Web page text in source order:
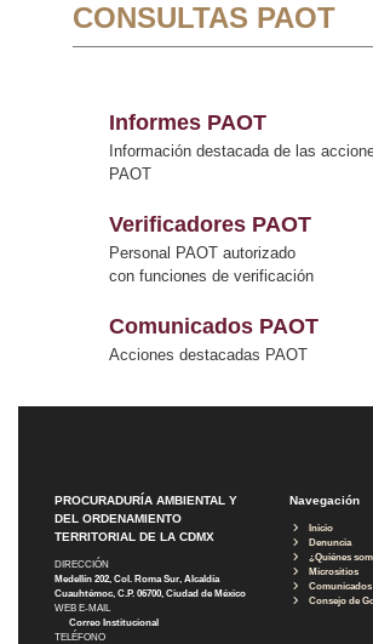
CONSULTAS PAOT
Informes PAOT
Información destacada de las
PAOT
Verificadores PAOT
Personal PAOT autorizado
con funciones de verificación
Comunicados PAOT
Acciones destacadas PAOT
PROCURADURÍA AMBIENTAL Y
DEL ORDENAMIENTO
TERRITORIAL DE LA CDMX
DIRECCIÓN
Medellín 202, Col. Roma Sur, Alcaldía
Cuauhtémoc, C.P. 06700, Ciudad de México
WEB E-MAIL
Correo Institucional
TELÉFONO
Navegación
Inicio
Denuncia
¿Quiénes
Micrositios
Comunicados
Consejo de